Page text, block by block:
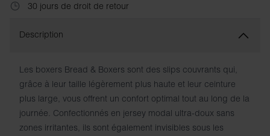
30 jours de droit de retour
Description
Les boxers Bread & Boxers sont des slips couvrants qui,
grâce à leur taille légèrement plus haute et leur ceinture
plus large, vous offrent un confort optimal tout au long de la
journée. Confectionnés en jersey modal ultra-doux sans
zones irritantes, ils sont également invisibles sous les